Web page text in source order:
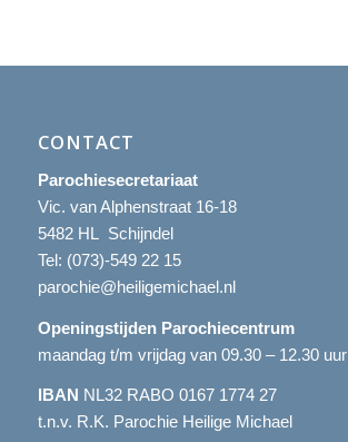
CONTACT
Parochiesecretariaat
Vic. van Alphenstraat 16-18
5482 HL Schijndel
Tel: (073)-549 22 15
parochie@heiligemichael.nl
Openingstijden Parochiecentrum
maandag t/m vrijdag van 09.30 – 12.30 uur
IBAN NL32 RABO 0167 1774 27
t.n.v. R.K. Parochie Heilige Michael